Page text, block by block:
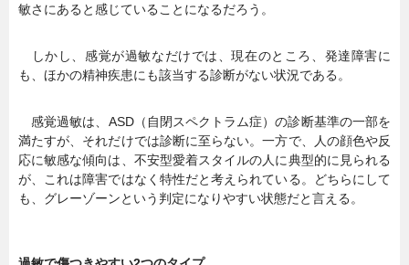
敏さにあると感じていることになるだろう。
しかし、感覚が過敏なだけでは、現在のところ、発達障害に
も、ほかの精神疾患にも該当する診断がない状況である。
感覚過敏は、ASD（自閉スペクトラム症）の診断基準の一部を
満たすが、それだけでは診断に至らない。一方で、人の顔色や反
応に敏感な傾向は、不安型愛着スタイルの人に典型的に見られる
が、これは障害ではなく特性だと考えられている。どちらにして
も、グレーゾーンという判定になりやすい状態だと言える。